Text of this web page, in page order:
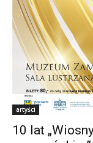
artyści
10 lat